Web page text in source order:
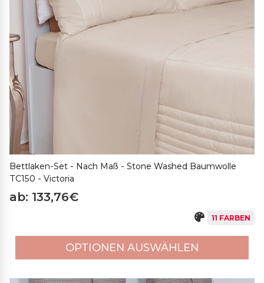
Bettlaken-Set - Nach Maß - Stone Washed Baumwolle
TC150 - Victoria
ab: 133,76€
11 FARBEN
OPTIONEN AUSWÄHLEN